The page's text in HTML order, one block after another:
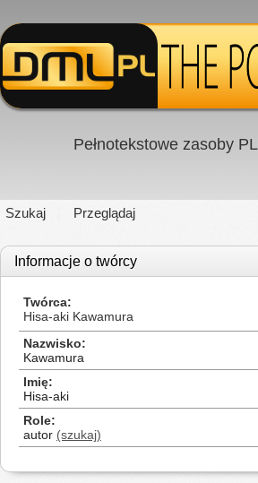
Pełnotekstowe zasoby
Szukaj Przeglądaj
Informacje o twórcy
Twórca
Hisa-aki Kawamura
Nazwisko
Kawamura
Imię
Hisa-aki
Role
autor (szukaj)